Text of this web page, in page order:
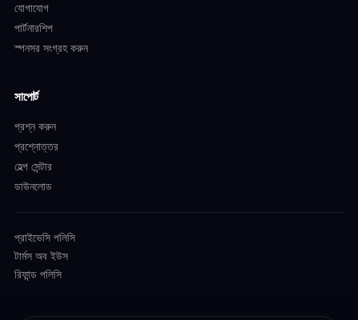
যোগাযোগ
পার্টনারশিপ
স্পনসর সংগ্রহ করুন
সাপোর্ট
প্রশ্ন করুন
প্রশ্নোত্তর
হেল্প সেন্টার
ডাউনলোড
প্রাইভেসি পলিসি
টার্মস অব ইউস
রিফান্ড পলিসি